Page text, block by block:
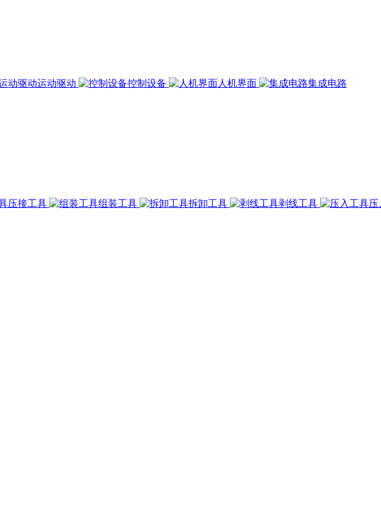
运动驱动 控制设备 人机界面 集成电路
压接工具 组装工具 拆卸工具 剥线工具 压